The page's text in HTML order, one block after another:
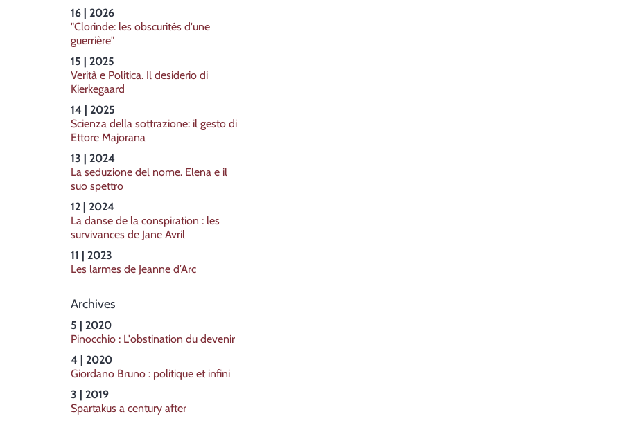
16 | 2026
"Clorinde: les obscurités d'une
guerrière"
15 | 2025
Verità e Politica. Il desiderio di
Kierkegaard
14 | 2025
Scienza della sottrazione: il gesto di
Ettore Majorana
13 | 2024
La seduzione del nome. Elena e il
suo spettro
12 | 2024
La danse de la conspiration : les
survivances de Jane Avril
11 | 2023
Les larmes de Jeanne d’Arc
Archives
5 | 2020
Pinocchio : L'obstination du devenir
4 | 2020
Giordano Bruno : politique et infini
3 | 2019
Spartakus a century after